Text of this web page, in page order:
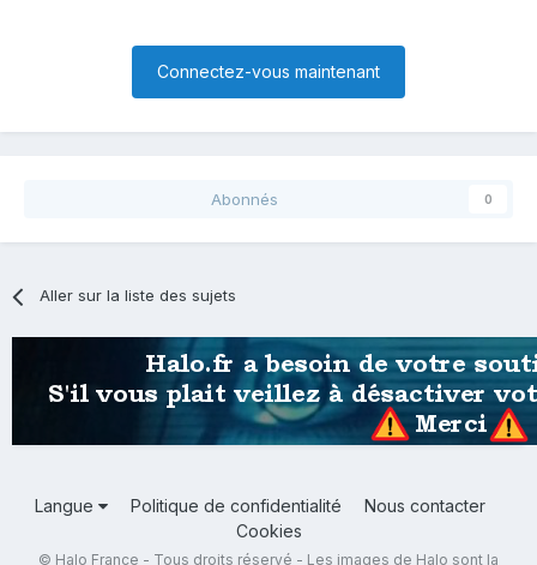
Connectez-vous maintenant
Abonnés 0
Aller sur la liste des sujets
Langue Politique de confidentialité
Nous contacter
Cookies
© Halo France - Tous droits réservé - Les images de Halo sont la